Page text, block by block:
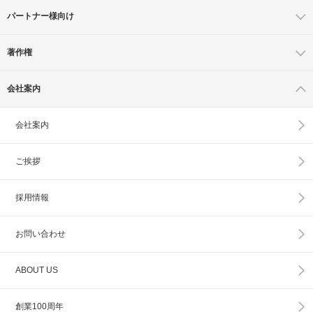
パートナー様向け
著作権
会社案内
会社案内
ご挨拶
採用情報
お問い合わせ
ABOUT US
創業100周年